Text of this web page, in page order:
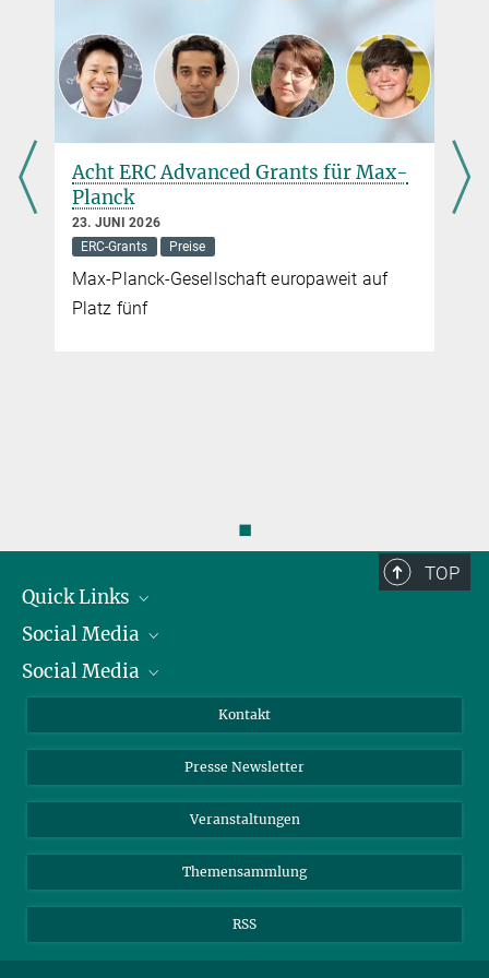
Acht ERC Advanced Grants für Max-
Planck
23. JUNI 2026
ERC-Grants
Preise
Max-Planck-Gesellschaft europaweit auf
Platz fünf
◼
TOP
Quick Links
Präsident
Zahlen und Fakten
Meldestelle Fehlverhalten
Social Media
Bluesky
Social Media
YouTube
Kontakt
Presse Newsletter
Veranstaltungen
Themensammlung
RSS